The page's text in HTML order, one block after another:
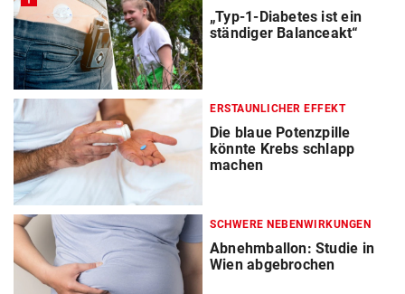
„Typ-1-Diabetes ist ein
ständiger Balanceakt“
ERSTAUNLICHER EFFEKT
Die blaue Potenzpille
könnte Krebs schlapp
machen
SCHWERE NEBENWIRKUNGEN
Abnehmballon: Studie in
Wien abgebrochen